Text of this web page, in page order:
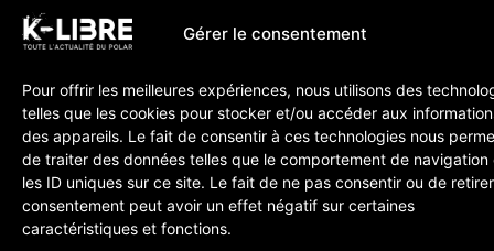
Gérer le consentement
Pour offrir les meilleures expériences, nous utilisons des
telles que les cookies pour stocker et/ou accéder aux
des appareils. Le fait de consentir à ces technologies nous
de traiter des données telles que le comportement de navigation
les ID uniques sur ce site. Le fait de ne pas consentir ou de
consentement peut avoir un effet négatif sur certaines
caractéristiques et fonctions.